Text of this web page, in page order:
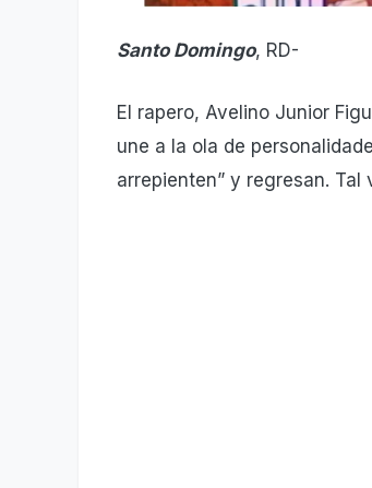
Santo Domingo, RD-
El rapero, Avelino Junior
une a la ola de
arrepienten” y regresan. Tal